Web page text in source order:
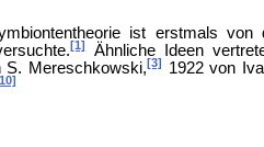
ist erstmals
[1]Ähnliche Ideen
S. Mereschkowski, [3] 1922 von